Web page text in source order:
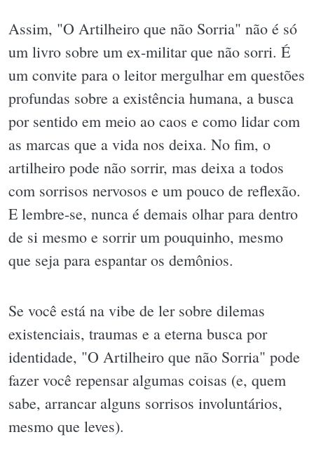
Assim, "O Artilheiro que não Sorria" não é só
um livro sobre um ex-militar que não sorri. É
um convite para o leitor mergulhar em questões
profundas sobre a existência humana, a busca
por sentido em meio ao caos e como lidar com
as marcas que a vida nos deixa. No fim, o
artilheiro pode não sorrir, mas deixa a todos
com sorrisos nervosos e um pouco de reflexão.
E lembre-se, nunca é demais olhar para dentro
de si mesmo e sorrir um pouquinho, mesmo
que seja para espantar os demônios.
Se você está na vibe de ler sobre dilemas
existenciais, traumas e a eterna busca por
identidade, "O Artilheiro que não Sorria" pode
fazer você repensar algumas coisas (e, quem
sabe, arrancar alguns sorrisos involuntários,
mesmo que leves).